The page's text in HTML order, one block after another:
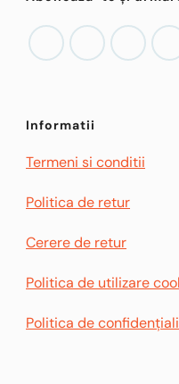
Informatii
Termeni si conditii
Politica de retur
Cerere de retur
Politica de utilizare
Politica de